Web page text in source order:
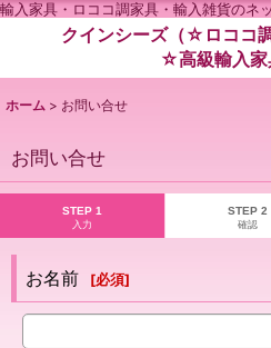
輸入家具・ロココ調家具・輸入雑貨の
クインシーズ（☆ロココ
☆高級輸入家
ホーム > お問い合せ
お問い合せ
STEP 1
入力
STEP 2
確認
お名前 [必須]